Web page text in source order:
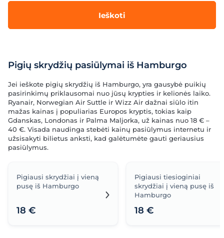
Ieškoti
Pigių skrydžių pasiūlymai iš Hamburgo
Jei ieškote pigių skrydžių iš Hamburgo, yra gausybė puikių
pasirinkimų priklausomai nuo jūsų krypties ir kelionės laiko.
Ryanair, Norwegian Air Suttle ir Wizz Air dažnai siūlo itin
mažas kainas į populiarias Europos kryptis, tokias kaip
Gdanskas, Londonas ir Palma Maljorka, už kainas nuo 18 € –
40 €. Visada naudinga stebėti kainų pasiūlymus internetu ir
užsisakyti bilietus anksti, kad galėtumėte gauti geriausius
pasiūlymus.
Pigiausi skrydžiai į vieną
pusę iš Hamburgo
18 €
Pigiausi tiesioginiai
skrydžiai į vieną pusę iš
Hamburgo
18 €